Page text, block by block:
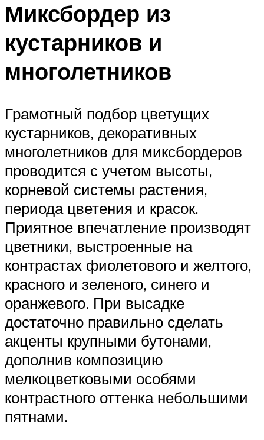
Миксбордер из
кустарников и
многолетников
Грамотный подбор цветущих
кустарников, декоративных
многолетников для миксбордеров
проводится с учетом высоты,
корневой системы растения,
периода цветения и красок.
Приятное впечатление производят
цветники, выстроенные на
контрастах фиолетового и желтого,
красного и зеленого, синего и
оранжевого. При высадке
достаточно правильно сделать
акценты крупными бутонами,
дополнив композицию
мелкоцветковыми особями
контрастного оттенка небольшими
пятнами.